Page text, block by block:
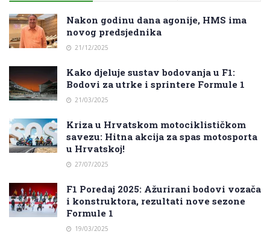
Nakon godinu dana agonije, HMS ima
novog predsjednika
21/12/2025
Kako djeluje sustav bodovanja u F1:
Bodovi za utrke i sprintere Formule 1
21/03/2025
Kriza u Hrvatskom motociklističkom
savezu: Hitna akcija za spas motosporta
u Hrvatskoj!
27/07/2025
F1 Poredaj 2025: Ažurirani bodovi vozača
i konstruktora, rezultati nove sezone
Formule 1
19/03/2025